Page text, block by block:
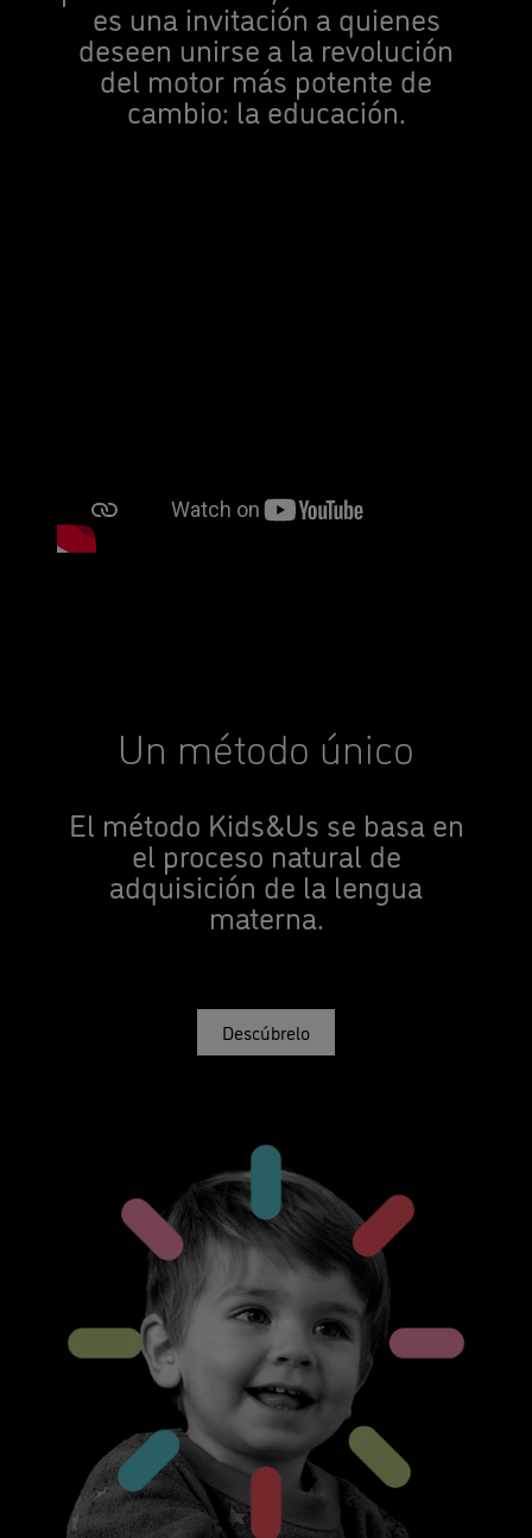
es una invitación a quienes
deseen unirse a la revolución
del motor más potente de
cambio: la educación.
Un método único
El método Kids&Us se basa en
el proceso natural de
adquisición de la lengua
materna.
Descúbrelo